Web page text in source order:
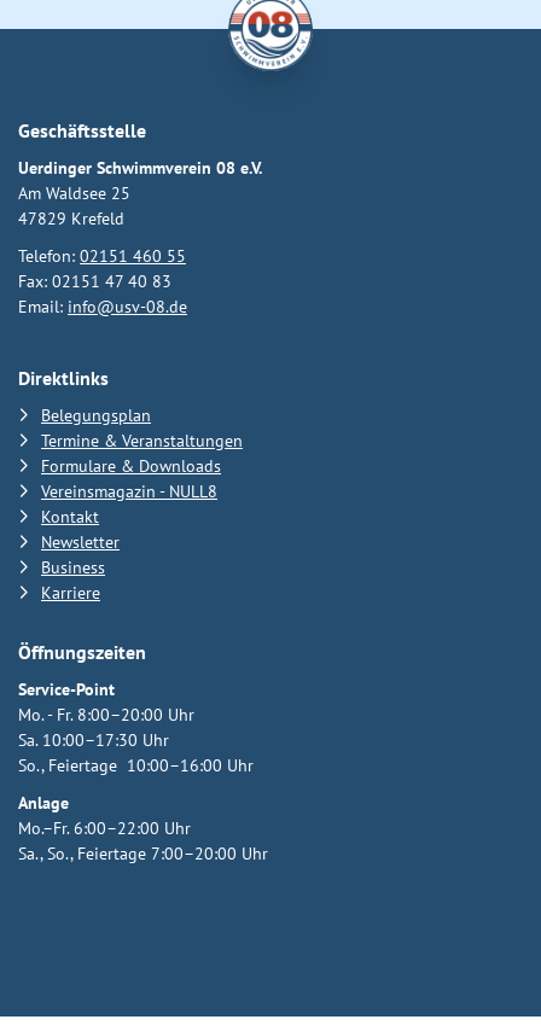
Geschäftsstelle
Uerdinger Schwimmverein 08 e.V.
Am Waldsee 25
47829 Krefeld
Telefon: 02151 460 55
Fax: 02151 47 40 83
Email: info@usv-08.de
Direktlinks
Belegungsplan
Termine & Veranstaltungen
Formulare & Downloads
Vereinsmagazin - NULL8
Kontakt
Newsletter
Business
Karriere
Öffnungszeiten
Service-Point
Mo. - Fr. 8:00–20:00 Uhr
Sa. 10:00–17:30 Uhr
So., Feiertage 10:00–16:00 Uhr
Anlage
Mo.–Fr. 6:00–22:00 Uhr
Sa., So., Feiertage 7:00–20:00 Uhr